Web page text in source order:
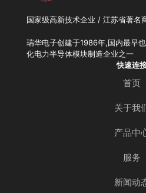
国家级高新技术企业 / 江苏省著名
瑞华电子创建于1986年,国内最早
化电力半导体模块制造企业之一
快速连
首页
关于我
产品中
服务
新闻动